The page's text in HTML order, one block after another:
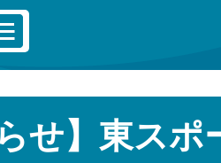
らせ】東ス